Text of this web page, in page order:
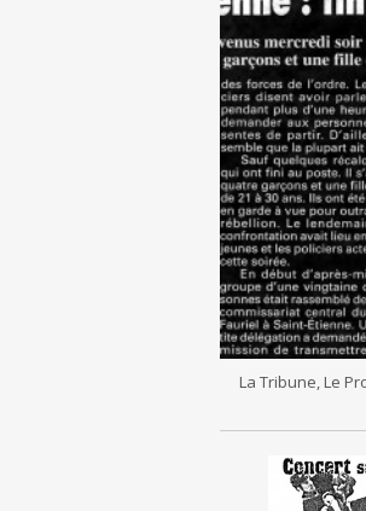
La Tribune, Le